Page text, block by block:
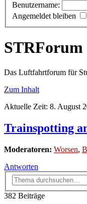
Benutzername:
Angemeldet bleiben
STRForum
Das Luftfahrtforum für
Zum Inhalt
Aktuelle Zeit: 8. August
Trainspotting
Moderatoren: Worsen,
Antworten
382 Beiträge